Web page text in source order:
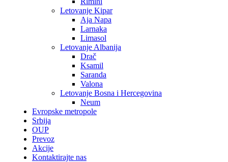
Letovanje Kipar
Aja Napa
Larnaka
Limasol
Letovanje Albanija
Drač
Ksamil
Saranda
Valona
Letovanje Bosna i Hercegovina
Neum
Evropske metropole
Srbija
OUP
Prevoz
Akcije
Kontaktirajte nas